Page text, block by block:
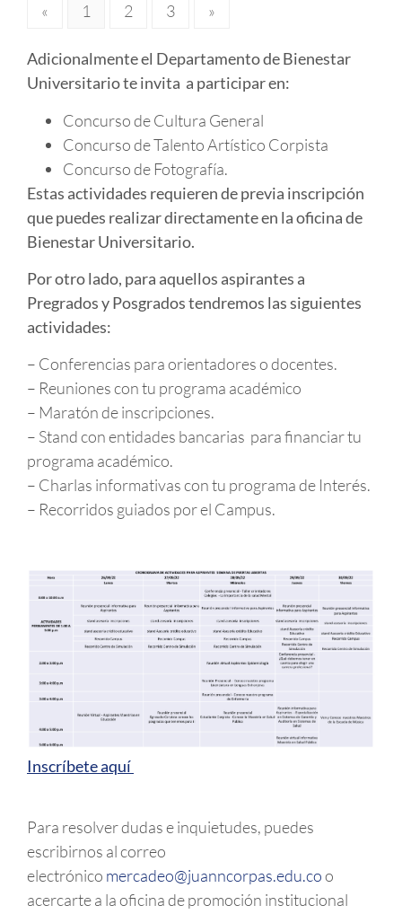
« 1 2 3 »
Adicionalmente el Departamento de Bienestar
Universitario te invita a participar en:
Concurso de Cultura General
Concurso de Talento Artístico Corpista
Concurso de Fotografía.
Estas actividades requieren de previa inscripción
que puedes realizar directamente en la oficina de
Bienestar Universitario.
Por otro lado, para aquellos aspirantes a
Pregrados y Posgrados tendremos las siguientes
actividades:
– Conferencias para orientadores o docentes.
– Reuniones con tu programa académico
– Maratón de inscripciones.
– Stand con entidades bancarias para financiar tu
programa académico.
– Charlas informativas con tu programa de Interés.
– Recorridos guiados por el Campus.
Inscríbete aquí
Para resolver dudas e inquietudes, puedes
escribirnos al correo
electrónico mercadeo@juanncorpas.edu.coo
acercarte a la oficina de promoción institucional